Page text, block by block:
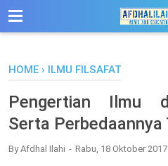
-->
HOME › ILMU FILSAFAT
Pengertian Ilmu
Serta Perbedaannya
ByAfdhal Ilahi Rabu, 18 Oktober 2017